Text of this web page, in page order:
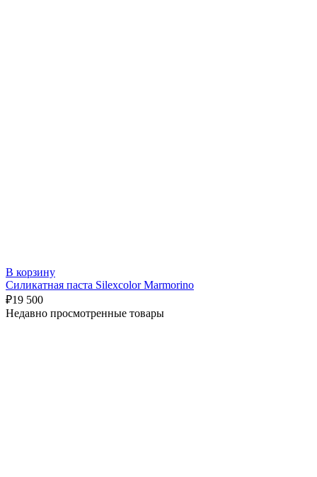
В корзину
Силикатная паста Silexcolor Marmorino
₽19 500
Недавно просмотренные товары